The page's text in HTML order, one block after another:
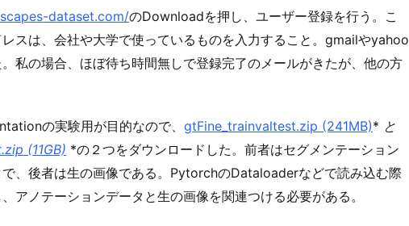
dataset.com/のDownloadを押し、ユーザー登録を行う。こ
スは、会社や大学で使っているものを入力すること。gmailやyahoo
私の場合、ほぼ待ち時間無しで登録完了のメールがきたが、他の方
の実験用が目的なので、 gtFine_trainvaltest.zip (241MB)* と
(11GB) *の２つをダウンロードした。前者はセグメンテーション
、後者は生の画像である。PytorchのDataloaderなどで読み込む際
アノテーションデータと生の画像を関連つける必要がある。